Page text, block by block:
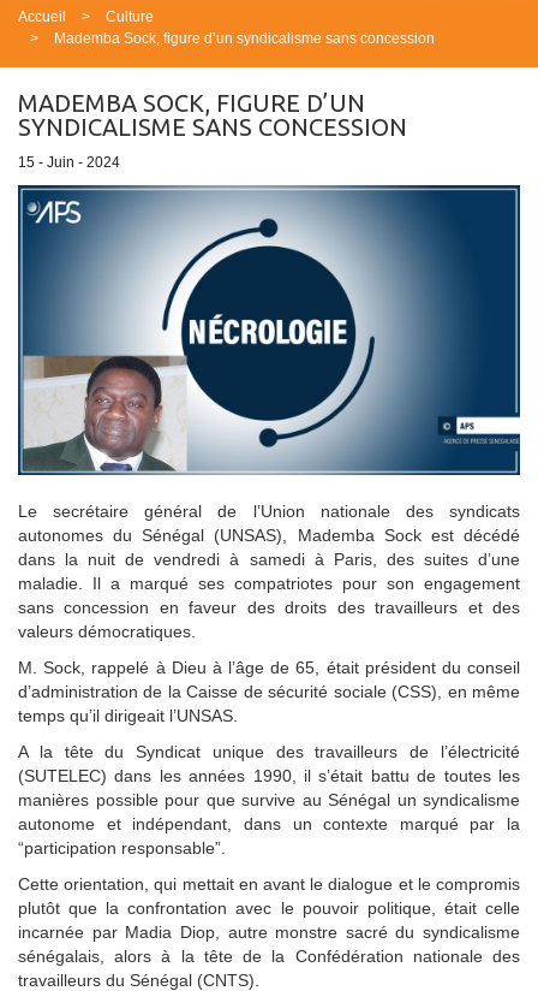
Accueil
Culture
Mademba Sock, figure d’un syndicalisme sans concession
MADEMBA SOCK, FIGURE D’UN
SYNDICALISME SANS CONCESSION
15 - Juin - 2024
Le secrétaire général de l’Union nationale des syndicats
autonomes du Sénégal (UNSAS), Mademba Sock est décédé
dans la nuit de vendredi à samedi à Paris, des suites d’une
maladie. Il a marqué ses compatriotes pour son engagement
sans concession en faveur des droits des travailleurs et des
valeurs démocratiques.
M. Sock, rappelé à Dieu à l’âge de 65, était président du conseil
d’administration de la Caisse de sécurité sociale (CSS), en même
temps qu’il dirigeait l’UNSAS.
A la tête du Syndicat unique des travailleurs de l’électricité
(SUTELEC) dans les années 1990, il s’était battu de toutes les
manières possible pour que survive au Sénégal un syndicalisme
autonome et indépendant, dans un contexte marqué par la
“participation responsable”.
Cette orientation, qui mettait en avant le dialogue et le compromis
plutôt que la confrontation avec le pouvoir politique, était celle
incarnée par Madia Diop, autre monstre sacré du syndicalisme
sénégalais, alors à la tête de la Confédération nationale des
travailleurs du Sénégal (CNTS).